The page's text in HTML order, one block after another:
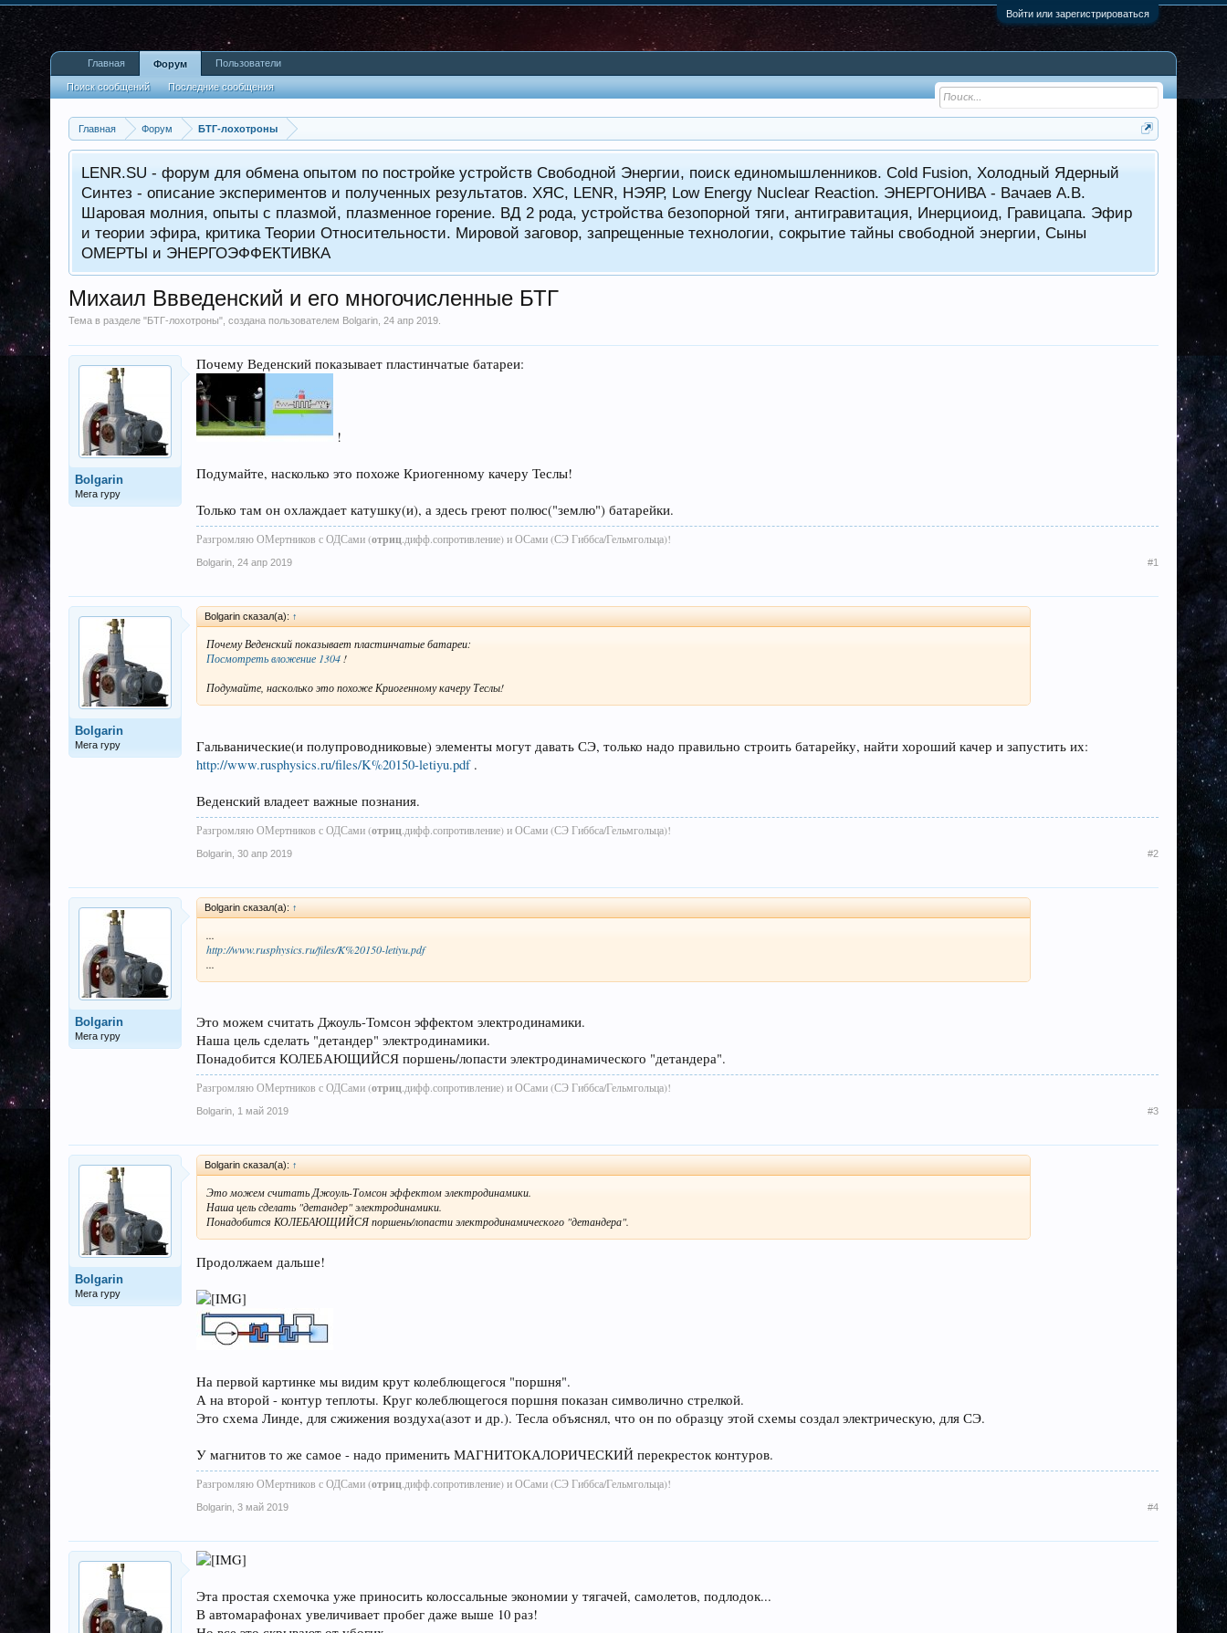
Войти или зарегистрироваться
Главная Форум БТГ-лохотроны
LENR.SU - форум для обмена опытом по постройке устройств Свободной Энергии, поиск единомышленников. Cold Fusion, Холодный Ядерный
Синтез - описание экспериментов и полученных результатов. ХЯС, LENR, НЭЯР, Low Energy Nuclear Reaction. ЭНЕРГОНИВА - Вачаев А.В.
Шаровая молния, опыты с плазмой, плазменное горение. ВД 2 рода, устройства безопорной тяги, антигравитация, Инерциоид, Гравицапа. Эфир
и теории эфира, критика Теории Относительности. Мировой заговор, запрещенные технологии, сокрытие тайны свободной энергии, Сыны
ОМЕРТЫ и ЭНЕРГОЭФФЕКТИВКА
Михаил Ввведенский и его многочисленные БТГ
Тема в разделе "БТГ-лохотроны", создана пользователем Bolgarin 24 апр 2019
Bolgarin
Мега гуру
Почему Веденский показывает пластинчатые батареи:
!
Подумайте, насколько это похоже Криогенному качеру Теслы!
Только там он охлаждает катушку(и), а здесь греют полюс("землю") батарейки.
Разгромляю ОМертников с ОДСами (отриц .дифф.сопротивление) и ОСами (СЭ Гиббса/Гельмгольца)!
Bolgarin 24 апр 2019 #1
Bolgarin
Мега гуру
Bolgarin сказал(а): ↑
Почему Веденский показывает пластинчатые батареи:
Посмотреть вложение 1304 !
Подумайте, насколько это похоже Криогенному качеру Теслы!
Гальванические(и полупроводниковые) элементы могут давать СЭ, только надо правильно строить батарейку, найти хороший качер и запустить их:
http://www.rusphysics.ru/files/K%20150-letiyu.pdf.
Веденский владеет важные познания.
Разгромляю ОМертников с ОДСами (отриц .дифф.сопротивление) и ОСами (СЭ Гиббса/Гельмгольца)!
Bolgarin 30 апр 2019 #2
Bolgarin
Мега гуру
Bolgarin сказал(а): ↑
...
http://www.rusphysics.ru/files/K%20150-letiyu.pdf
...
Это можем считать Джоуль-Томсон эффектом электродинамики.
Наша цель сделать "детандер" электродинамики.
Понадобится КОЛЕБАЮЩИЙСЯ поршень/лопасти электродинамического "детандера".
Разгромляю ОМертников с ОДСами (отриц.дифф.сопротивление) и ОСами (СЭ Гиббса/Гельмгольца)!
Bolgarin 1 май 2019 #3
Bolgarin
Мега гуру
Bolgarin сказал(а): ↑
Это можем считать Джоуль-Томсон эффектом электродинамики.
Наша цель сделать "детандер" электродинамики.
Понадобится КОЛЕБАЮЩИЙСЯ поршень/лопасти электродинамического "детандера".
Продолжаем дальше!
На первой картинке мы видим крут колеблющегося "поршня".
А на второй - контур теплоты. Круг колеблющегося поршня показан символично стрелкой.
Это схема Линде, для сжижения воздуха(азот и др.). Тесла объяснял, что он по образцу этой схемы создал электрическую, для СЭ.
У магнитов то же самое - надо применить МАГНИТОКАЛОРИЧЕСКИЙ перекресток контуров.
Разгромляю ОМертников с ОДСами (отриц .дифф.сопротивление) и ОСами (СЭ Гиббса/Гельмгольца)!
Bolgarin 3 май 2019 #4
Эта простая схемочка уже приносить колоссальные экономии у тягачей, самолетов, подлодок...
В автомарафонах увеличивает пробег даже выше 10 раз!
Главная Форум
Поиск сообщений Последние сообщения
Пользователи